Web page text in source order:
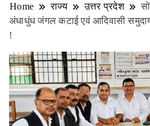
Home राज्य उत्तर प्रदेश
अंधाधुंध जंगल कटाई एवं आदिवासी
!